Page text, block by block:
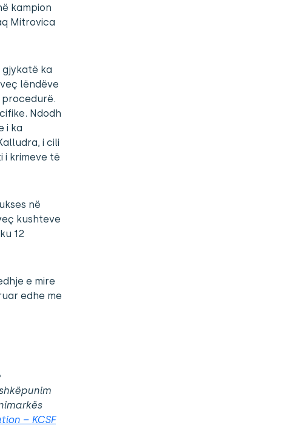
kampion
Mitrovica
gjykatë ka
lëndëve
procedurë.
Ndodh
i ka
i cili
i krimeve të
në
kushteve
12
e mire
edhe me
– KCSF